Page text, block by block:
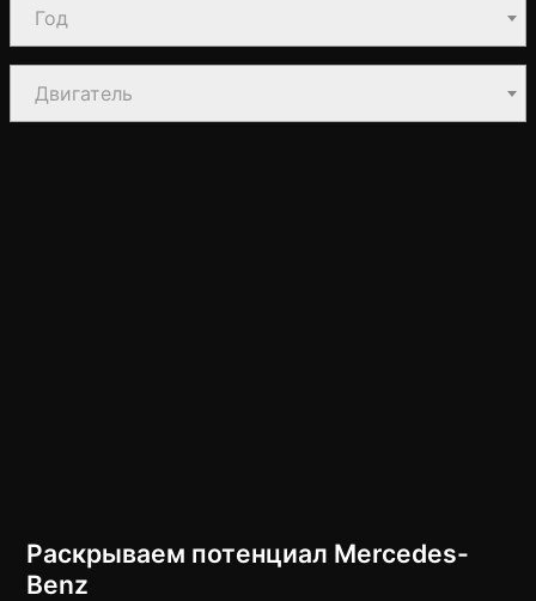
Год
Двигатель
Раскрываем потенциал Mercedes-
Benz